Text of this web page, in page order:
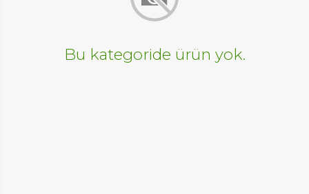
Bu kategoride ürün yok.